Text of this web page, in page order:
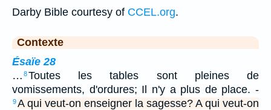
Darby Bible courtesy of CCEL.org.
Contexte
Ésaïe 28
… 8Toutes les tables sont pleines de
vomissements, d'ordures; Il n'y a plus de place. -
9A qui veut-on enseigner la sagesse? A qui veut-on